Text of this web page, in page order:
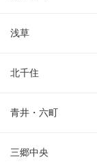
浅草
北千住
青井・六町
三郷中央